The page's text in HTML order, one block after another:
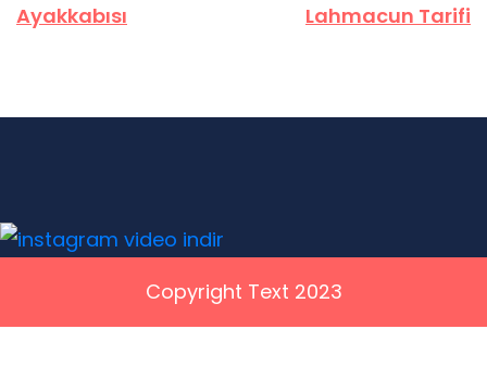
Ayakkabısı
Lahmacun Tarifi
Copyright Text 2023